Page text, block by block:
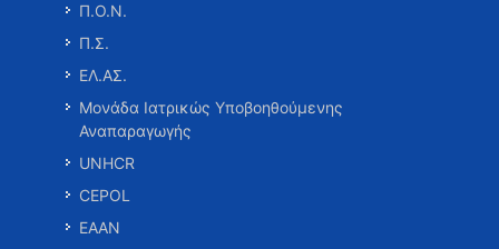
Π.Ο.Ν.
Π.Σ.
ΕΛ.ΑΣ.
Μονάδα Ιατρικώς Υποβοηθούμενης
Αναπαραγωγής
UNHCR
CEPOL
ΕΑΑΝ